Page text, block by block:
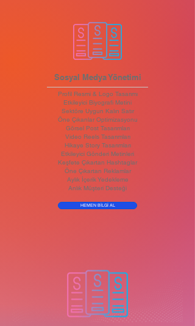
Sosyal Medya Yönetimi
Profil Resmi & Logo Tasarımı
Etkileyici Biyografi Metini
Sektöre Uygun Kalın Satır
Öne Çıkanlar Optimizasyonu
Görsel Post Tasarımları
Video Reels Tasarımları
Hikaye Story Tasarımları
Etkileyici Gönderi Metinleri
Keşfete Çıkartan Hashtaglar
Öne Çıkartan Reklamlar
Aylık İçerik Yedekleme
Anlık Müşteri Desteği
HEMEN BİLGİ AL